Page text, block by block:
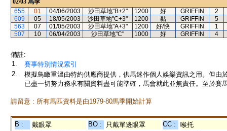
02/03 馬季
655
01 04/06/2003 沙田草地"B+2" 1200 好 GRIFFIN
2
609
05 18/05/2003 沙田草地"C+3" 1200 黏 GRIFFIN
5
563
07 01/05/2003 沙田草地"A+3" 1200 好/快 GRIFFIN
1
507
10 06/04/2003 沙田草地"C" 1000 好 GRIFFIN 4
備註:
1.
賽事特別情況索引
2.
模擬鳥瞰重溫由特約供應商提供，供馬迷作個人娛樂資訊之用。但
已盡一切努力務求有關資料盡可能準確，馬會就此並無責任。至於賽
請留意 : 所有馬匹資料是由1979-80馬季開始計算
B : 戴眼罩 BO : 只戴單邊眼罩 CC :
喉托